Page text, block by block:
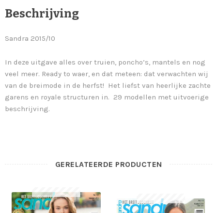
Beschrijving
Sandra 2015/10
In deze uitgave alles over truien, poncho’s, mantels en nog
veel meer. Ready to waer, en dat meteen: dat verwachten wij
van de breimode in de herfst! Het liefst van heerlijke zachte
garens en royale structuren in. 29 modellen met uitvoerige
beschrijving.
GERELATEERDE PRODUCTEN